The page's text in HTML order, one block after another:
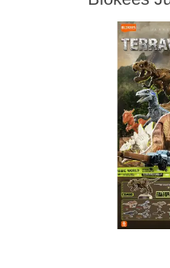
Blokees